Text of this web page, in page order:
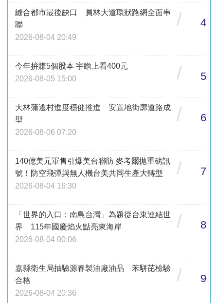
縫合都市最後缺口 員林大道環狀路網全面串
聯
2026-08-04 20:49
/ 4
今年拚賺5個股本 宇瞻上看400元
2026-08-05 15:00
/ 5
大林蒲遷村進度穩健推進 安置地街廓道路成
型
2026-08-06 07:20
/ 6
140億美元軍售引爆美台聯防 麥考爾拋重磅訊
號！防空飛彈與無人機台美共同生產大轉型
2026-08-04 16:30
/ 7
「世界的入口：南島台灣」為題從台東連結世
界 115年國慶焰火點亮東海岸
2026-08-04 00:06
/ 8
嘉縣衛生局抽驗源春製油廠油品 苯駢芘檢驗
合格
2026-08-04 20:36
/ 9